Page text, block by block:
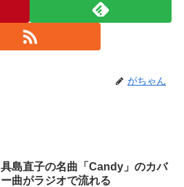
がちゃん
具島直子の名曲「Candy」のカバ
ー曲がラジオで流れる